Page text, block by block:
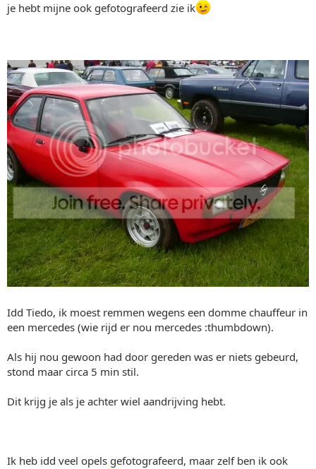
je hebt mijne ook gefotografeerd zie ik
Idd Tiedo, ik moest remmen wegens een domme chauffeur in
een mercedes (wie rijd er nou mercedes :thumbdown).
Als hij nou gewoon had door gereden was er niets gebeurd,
stond maar circa 5 min stil.
Dit krijg je als je achter wiel aandrijving hebt.
Ik heb idd veel opels gefotografeerd, maar zelf ben ik ook